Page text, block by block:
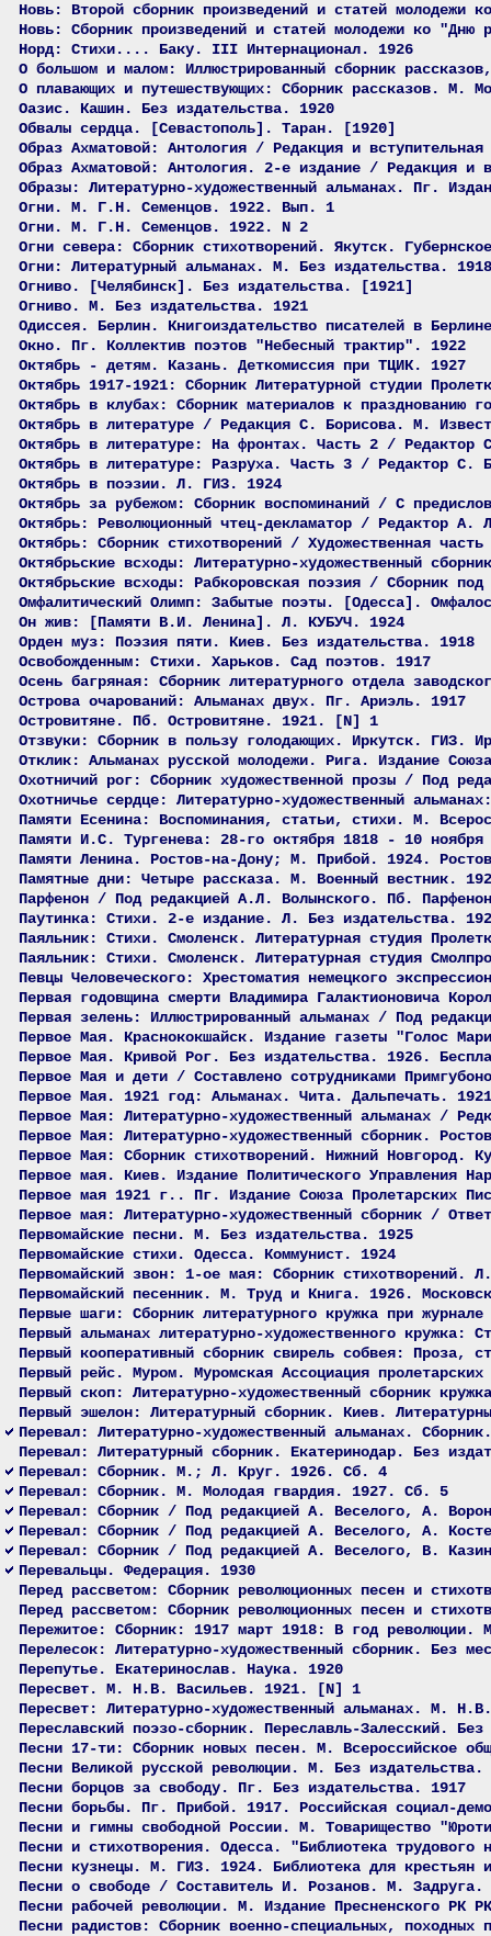
Новь: Второй сборник произведений и статей молодежи
Новь: Сборник произведений и статей молодежи ко
Норд: Стихи.... Баку. III Интернационал. 1926
О большом и малом: Иллюстрированный сборник
О плавающих и путешествующих: Сборник рассказов. М.
Оазис. Кашин. Без издательства. 1920
Обвалы сердца. [Севастополь]. Таран. [1920]
Образ Ахматовой: Антология / Редакция и
Образ Ахматовой: Антология. 2-е издание / Редакция и
Образы: Литературно-художественный альманах. Пг.
Огни. М. Г.Н. Семенцов. 1922. Вып. 1
Огни. М. Г.Н. Семенцов. 1922. N 2
Огни севера: Сборник стихотворений. Якутск.
Огни: Литературный альманах. М. Без издательства. 1918
Огниво. [Челябинск]. Без издательства. [1921]
Огниво. М. Без издательства. 1921
Одиссея. Берлин. Книгоиздательство писателей в
Окно. Пг. Коллектив поэтов "Небесный трактир". 1922
Октябрь - детям. Казань. Деткомиссия при ТЦИК. 1927
Октябрь 1917-1921: Сборник Литературной студии
Октябрь в клубах: Сборник материалов к празднованию
Октябрь в литературе / Редакция С. Борисова. М.
Октябрь в литературе: На фронтах. Часть 2 /
Октябрь в литературе: Разруха. Часть 3 / Редактор С.
Октябрь в поэзии. Л. ГИЗ. 1924
Октябрь за рубежом: Сборник воспоминаний / С
Октябрь: Революционный чтец-декламатор / Редактор А.
Октябрь: Сборник стихотворений / Художественная
Октябрьские всходы: Литературно-художественный
Октябрьские всходы: Рабкоровская поэзия / Сборник
Омфалитический Олимп: Забытые поэты. [Одесса].
Он жив: [Памяти В.И. Ленина]. Л. КУБУЧ. 1924
Орден муз: Поэзия пяти. Киев. Без издательства. 1918
Освобожденным: Стихи. Харьков. Сад поэтов. 1917
Осень багряная: Сборник литературного отдела
Острова очарований: Альманах двух. Пг. Ариэль. 1917
Островитяне. Пб. Островитяне. 1921. [N] 1
Отзвуки: Сборник в пользу голодающих. Иркутск. ГИЗ.
Отклик: Альманах русской молодежи. Рига. Издание
Охотничий рог: Сборник художественной прозы / Под
Охотничье сердце: Литературно-художественный
Памяти Есенина: Воспоминания, статьи, стихи. М.
Памяти И.С. Тургенева: 28-го октября 1818 - 10 ноября
Памяти Ленина. Ростов-на-Дону; М. Прибой. 1924.
Памятные дни: Четыре рассказа. М. Военный вестник.
Парфенон / Под редакцией А.Л. Волынского. Пб.
Паутинка: Стихи. 2-е издание. Л. Без издательства.
Паяльник: Стихи. Смоленск. Литературная студия
Паяльник: Стихи. Смоленск. Литературная студия
Певцы Человеческого: Хрестоматия немецкого
Первая годовщина смерти Владимира Галактионовича
Первая зелень: Иллюстрированный альманах / Под
Первое Мая. Краснококшайск. Издание газеты "Голос
Первое Мая. Кривой Рог. Без издательства. 1926.
Первое Мая и дети / Составлено сотрудниками
Первое Мая. 1921 год: Альманах. Чита. Дальпечать. 1921
Первое Мая: Литературно-художественный альманах /
Первое Мая: Литературно-художественный сборник.
Первое Мая: Сборник стихотворений. Нижний Новгород.
Первое мая. Киев. Издание Политического Управления
Первое мая 1921 г.. Пг. Издание Союза Пролетарских
Первое мая: Литературно-художественный сборник /
Первомайские песни. М. Без издательства. 1925
Первомайские стихи. Одесса. Коммунист. 1924
Первомайский звон: 1-ое мая: Сборник стихотворений.
Первомайский песенник. М. Труд и Книга. 1926.
Первые шаги: Сборник литературного кружка при
Первый альманах литературно-художественного кружка:
Первый кооперативный сборник свирель собвея: Проза,
Первый рейс. Муром. Муромская Ассоциация
Первый скоп: Литературно-художественный сборник
Первый эшелон: Литературный сборник. Киев.
Перевал: Литературно-художественный альманах.
Перевал: Литературный сборник. Екатеринодар. Без
Перевал: Сборник. М.; Л. Круг. 1926. Сб. 4
Перевал: Сборник. М. Молодая гвардия. 1927. Сб. 5
Перевал: Сборник / Под редакцией А. Веселого, А.
Перевал: Сборник / Под редакцией А. Веселого, А.
Перевал: Сборник / Под редакцией А. Веселого, В.
Перевальцы. Федерация. 1930
Перед рассветом: Сборник революционных песен и
Перед рассветом: Сборник революционных песен и
Пережитое: Сборник: 1917 март 1918: В год
Перелесок: Литературно-художественный сборник. Без
Перепутье. Екатеринослав. Наука. 1920
Пересвет. М. Н.В. Васильев. 1921. [N] 1
Пересвет: Литературно-художественный альманах. М.
Переславский поэзо-сборник. Переславль-Залесский.
Песни 17-ти: Сборник новых песен. М. Всероссийское
Песни Великой русской революции. М. Без издательства.
Песни борцов за свободу. Пг. Без издательства. 1917
Песни борьбы. Пг. Прибой. 1917. Российская социал-
Песни и гимны свободной России. М. Товарищество
Песни и стихотворения. Одесса. "Библиотека
Песни кузнецы. М. ГИЗ. 1924. Библиотека для крестьян
Песни о свободе / Составитель И. Розанов. М. Задруга.
Песни рабочей революции. М. Издание Пресненского РК
Песни радистов: Сборник военно-специальных,